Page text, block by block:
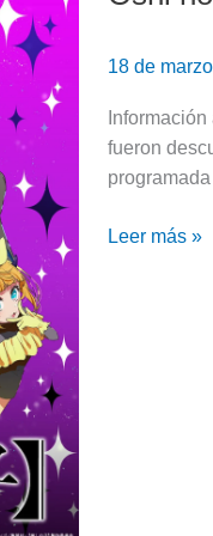
que
conoce
ahora
18 de
fueron
(Temporada
3)
Leer más »